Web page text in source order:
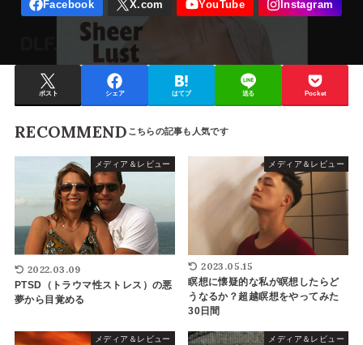
ポスト シェア はてブ 送る Pocket
RECOMMEND
メディア＆レビュー
2022.03.09
PTSD（トラウマ性ストレス）の悪
夢から目覚める
メディア＆レビュー
2023.05.15
瞑想に懐疑的な私が瞑想したらど
うなるか？超越瞑想をやってみた
30日間
メディア＆レビュー メディア＆レビュー